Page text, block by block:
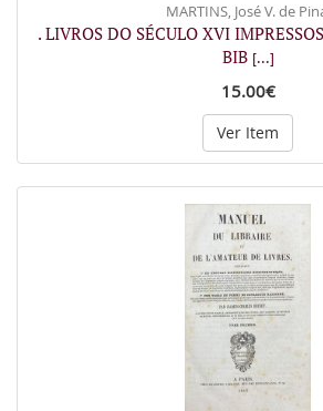
MARTINS, José V. de
. LIVROS DO SÉCULO XVI
BIB [...]
15.00€
Ver Item